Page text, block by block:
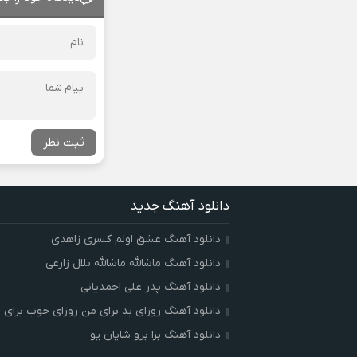
ثبت نظر
دانلود آهنگ جدید
دانلود آهنگ عشق اولم کسری زاهدی
دانلود آهنگ ماشالله ماشالله بلال زارعی
دانلود آهنگ پدر علی احمدیانی
دانلود آهنگ روزای بد برای من روزای خوب برای
دانلود آهنگ بزا برو شایان یو